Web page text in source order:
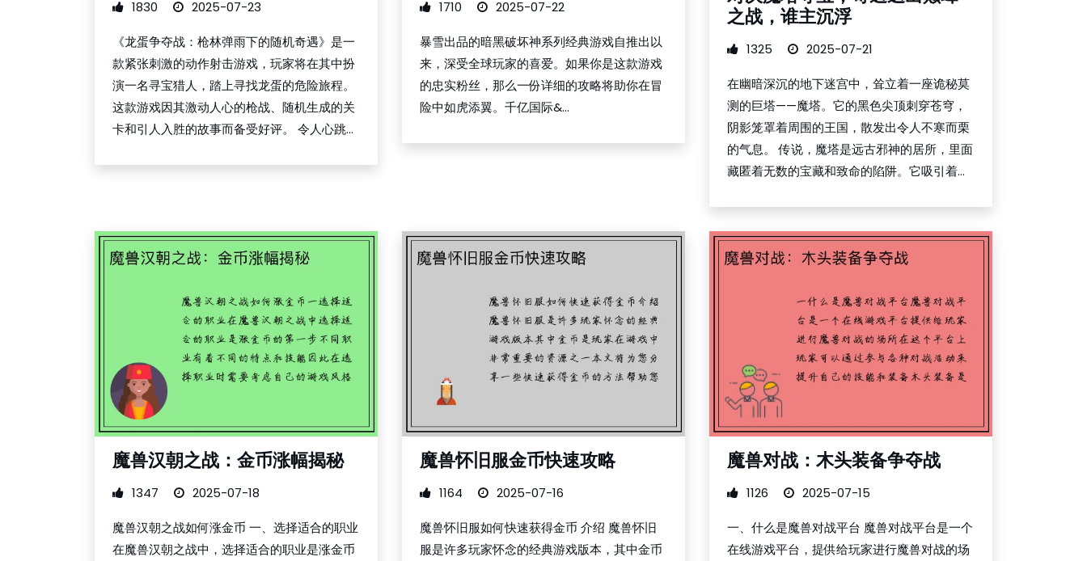
1830 2025-07-23
《龙蛋争夺战：枪林弹雨下的随机奇遇》是一
款紧张刺激的动作射击游戏，玩家将在其中扮
演一名寻宝猎人，踏上寻找龙蛋的危险旅程。
这款游戏因其激动人心的枪战、随机生成的关
卡和引人入胜的故事而备受好评。 令人心跳...
1710 2025-07-22
暴雪出品的暗黑破坏神系列经典游戏自推出以
来，深受全球玩家的喜爱。如果你是这款游戏
的忠实粉丝，那么一份详细的攻略将助你在冒
险中如虎添翼。千亿国际&...
之战，谁主沉浮
1325 2025-07-21
在幽暗深沉的地下迷宫中，耸立着一座诡秘莫
测的巨塔——魔塔。它的黑色尖顶刺穿苍穹，
阴影笼罩着周围的王国，散发出令人不寒而栗
的气息。 传说，魔塔是远古邪神的居所，里面
藏匿着无数的宝藏和致命的陷阱。它吸引着...
魔兽汉朝之战：金币涨幅揭秘
1347 2025-07-18
魔兽汉朝之战如何涨金币 一、选择适合的职业
在魔兽汉朝之战中，选择适合的职业是涨金币
魔兽怀旧服金币快速攻略
1164 2025-07-16
魔兽怀旧服如何快速获得金币 介绍 魔兽怀旧
服是许多玩家怀念的经典游戏版本，其中金币
魔兽对战：木头装备争夺战
1126 2025-07-15
一、什么是魔兽对战平台 魔兽对战平台是一个
在线游戏平台，提供给玩家进行魔兽对战的场